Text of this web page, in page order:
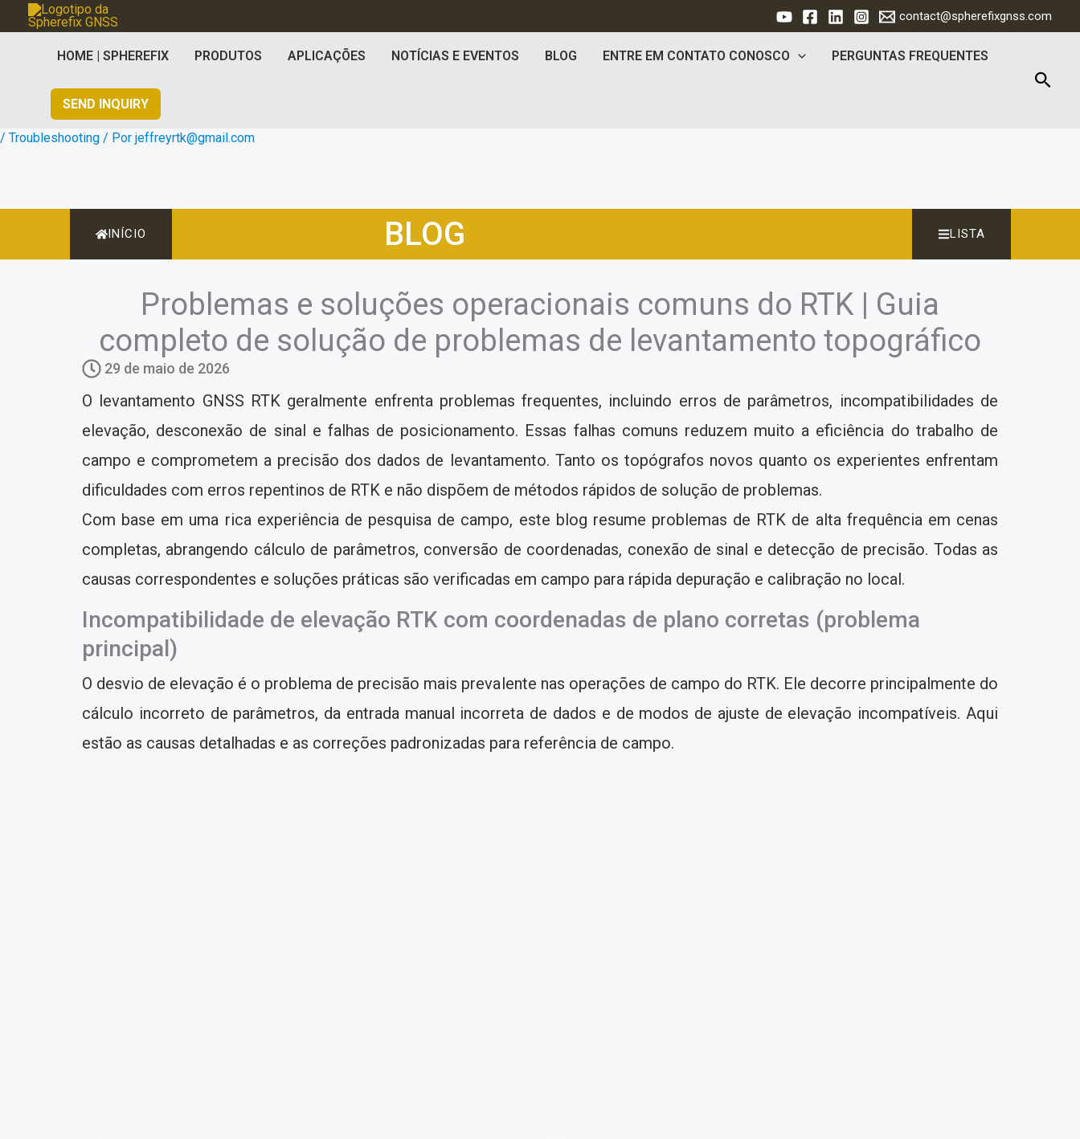
para
contact@spherefixgnss.com
HOME | SPHEREFIX PRODUTOS APLICAÇÕES NOTÍCIAS E EVENTOS BLOG ENTRE EM CONTATO CONOSCO PERGUNTAS FREQUENTES
SEND INQUIRY
/ Troubleshooting / Por jeffreyrtk@gmail.com
INÍCIO BLOG LISTA
Problemas e soluções operacionais comuns do RTK | Guia
completo de solução de problemas de levantamento topográfico
29 de maio de 2026
O levantamento GNSS RTK geralmente enfrenta problemas frequentes, incluindo erros de parâmetros, incompatibilidades de
elevação, desconexão de sinal e falhas de posicionamento. Essas falhas comuns reduzem muito a eficiência do trabalho de
campo e comprometem a precisão dos dados de levantamento. Tanto os topógrafos novos quanto os experientes enfrentam
dificuldades com erros repentinos de RTK e não dispõem de métodos rápidos de solução de problemas.
Com base em uma rica experiência de pesquisa de campo, este blog resume problemas de RTK de alta frequência em cenas
completas, abrangendo cálculo de parâmetros, conversão de coordenadas, conexão de sinal e detecção de precisão. Todas as
causas correspondentes e soluções práticas são verificadas em campo para rápida depuração e calibração no local.
Incompatibilidade de elevação RTK com coordenadas de plano corretas (problema
principal)
O desvio de elevação é o problema de precisão mais prevalente nas operações de campo do RTK. Ele decorre principalmente do
cálculo incorreto de parâmetros, da entrada manual incorreta de dados e de modos de ajuste de elevação incompatíveis. Aqui
estão as causas detalhadas e as correções padronizadas para referência de campo.